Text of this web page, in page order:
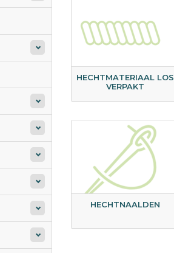
HECHTMATERIAAL LOS
VERPAKT
HECHTNAALDEN